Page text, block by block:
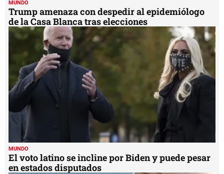
MUNDO
Trump amenaza con despedir al epidemiólogo
de la Casa Blanca tras elecciones
MUNDO
El voto latino se incline por Biden y puede pesar
en estados disputados